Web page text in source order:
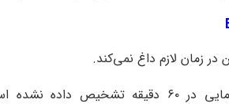
در زمان لازم داغ نمی‌کند.
تشخیص داده نشده است برنامه بسته می‌شود